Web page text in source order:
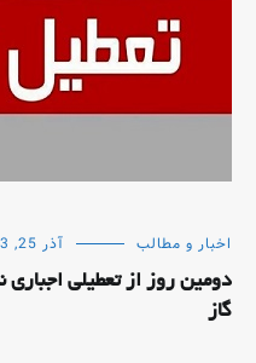
اخبار و مطالب آذر 25, 1403
دومین روز از تعطیلی
گاز